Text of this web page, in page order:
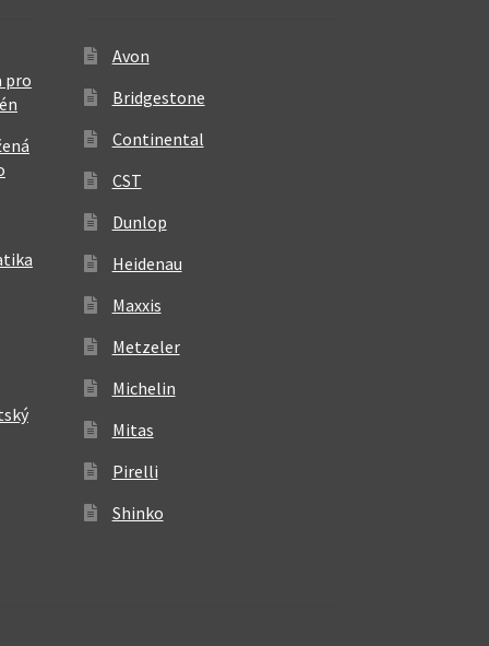
pro
Avon
Bridgestone
Continental
CST
Dunlop
Heidenau
Maxxis
Metzeler
Michelin
Mitas
Pirelli
Shinko